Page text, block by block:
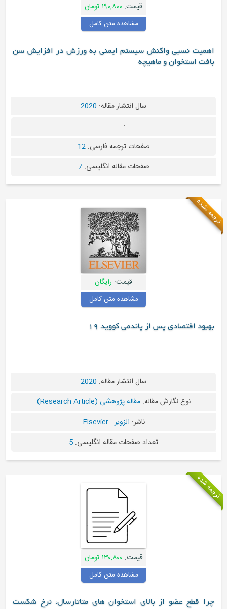
۱۹۰,۸۰۰ تومان
مشاهده متن کامل
نسبی واکنش سیستم ایمنی به ورزش در افزایش سن
و ماهیچه
سال انتشار مقاله:2020
صفحات ترجمه فارسی:12
صفحات مقاله انگلیسی: 7
رایگان
مشاهده متن کامل
اقتصادی پس از پاندمی کووید ۱۹
سال انتشار مقاله:2020
نوع نگارش مقاله:مقاله پژوهشی (Research Article)
الزویر - Elsevier
تعداد صفحات مقاله انگلیسی: 5
۱۳۰,۸۰۰ تومان
مشاهده متن کامل
عضو از بالای استخوان های متاتارسال، نرخ شکست